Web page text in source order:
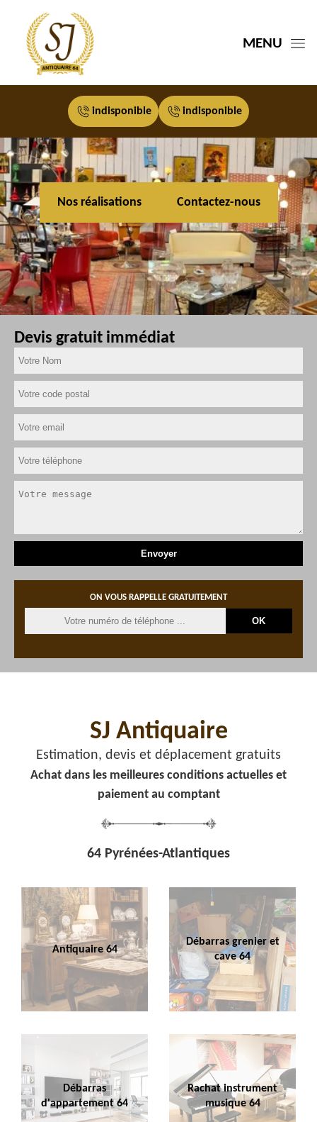
MENU
indisponible indisponible
Nos réalisations Contactez-nous
Devis gratuit immédiat
ON VOUS RAPPELLE GRATUITEMENT
SJ Antiquaire
Estimation, devis et déplacement gratuits
Achat dans les meilleures conditions actuelles et
paiement au comptant
64 Pyrénées-Atlantiques
Antiquaire 64
Débarras grenier et
cave 64
Débarras
d'appartement 64
Rachat instrument
musique 64